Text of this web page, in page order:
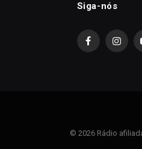
Siga-nós
Facebook
© 2026 Rádio